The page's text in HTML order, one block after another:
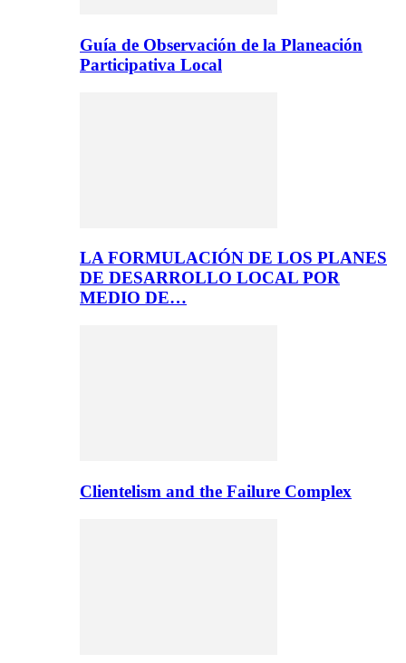
Guía de Observación de la Planeación
Participativa Local
LA FORMULACIÓN DE LOS PLANES
DE DESARROLLO LOCAL POR
MEDIO DE…
Clientelism and the Failure Complex